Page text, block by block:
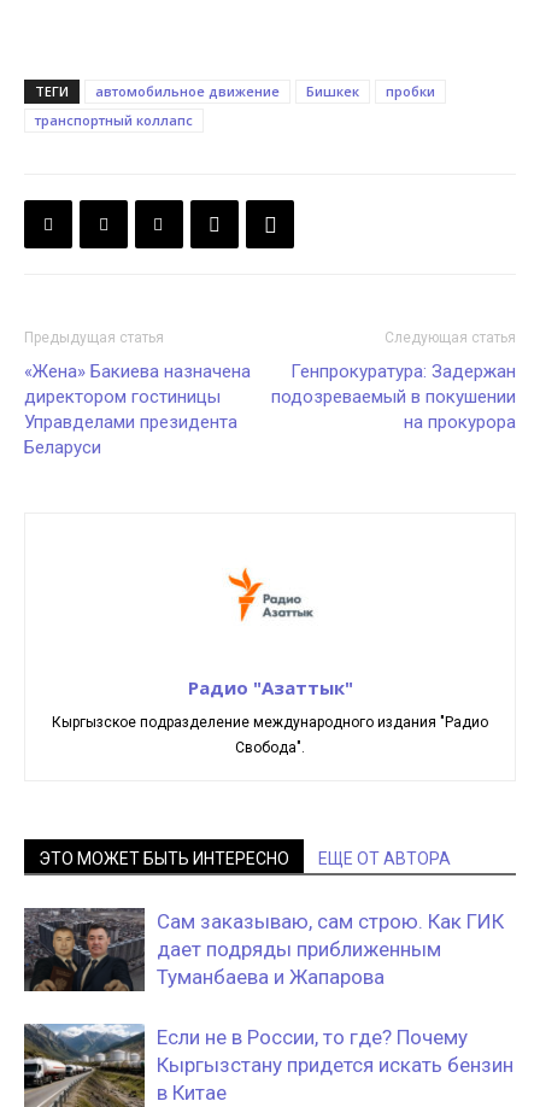
ТЕГИ автомобильное движение Бишкек
пробки
транспортный коллапс
Предыдущая статья
«Жена» Бакиева назначена
директором гостиницы
Управделами президента
Беларуси
Следующая статья
Генпрокуратура: Задержан
подозреваемый в покушении
на прокурора
Радио "Азаттык"
Кыргызское подразделение международного издания "Радио
Свобода".
ЭТО МОЖЕТ БЫТЬ ИНТЕРЕСНО ЕЩЕ ОТ АВТОРА
Сам заказываю, сам строю. Как ГИК
дает подряды приближенным
Туманбаева и Жапарова
Если не в России, то где? Почему
Кыргызстану придется искать бензин
в Китае